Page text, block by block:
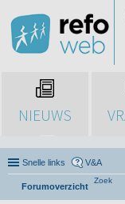
NIEUWS
Snelle links V&A
Forumoverzicht
Zoek